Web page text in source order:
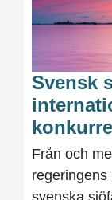
Svensk
Från och
regeringens